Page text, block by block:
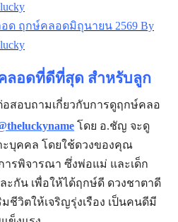
ด ฤกษ์คลอดมิถุนายน 2569 By
ลอดที่ดีที่สุด สำหรับลูก
สอบถามเกี่ยวกับการดูฤกษ์คลอ
โดย อ.ชัญ จะดู
บุคคล โดยใช้ดวงของคุณ
รพิจารณา ซึ่งพ่อแม่ และเด็ก
กัน เพื่อให้ได้ฤกษ์ดี ดวงชาตาดี
ชีวิตให้เจริญรุ่งเรือง เป็นคนดีมี